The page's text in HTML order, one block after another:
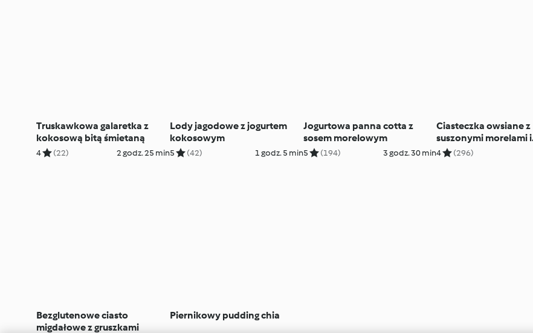
Truskawkowa galaretka z
kokosową bitą śmietaną
4 (22) 2 godz. 25 min
Lody jagodowe z jogurtem
kokosowym
5 (42) 1 godz. 5 min
Jogurtowa panna cotta z
sosem morelowym
5 (194) 3 godz. 30 min
Ciasteczka owsiane z
suszonymi morelami i
jabłkiem
4 (296)
Bezglutenowe ciasto
migdałowe z gruszkami
Piernikowy pudding chia